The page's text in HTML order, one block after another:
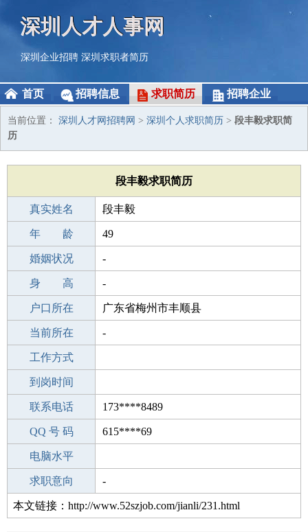
深圳人才人事网
深圳企业招聘 深圳求职者简历
首页 招聘信息 求职简历 招聘企业
当前位置： 深圳人才网招聘网 > 深圳个人求职简历 > 段丰毅求职简
历
段丰毅求职简历
真实姓名 段丰毅
性 别 男
年 龄 49
出生年月 1977-06-24
婚姻状况 -
学 历 高中
身 高 -
毕业学校 绥中县前所中学
户口所在 广东省梅州市丰顺县
所学专业 -
当前所在 -
工作经验
工作方式
驾 照
到岗时间
期望月薪
联系电话 173****8489
手机号码 173****8489
QQ 号 码 615****69
微信号码
电脑水平
外语水平
求职意向 -
本文链接：http://www.52szjob.com/jianli/231.html